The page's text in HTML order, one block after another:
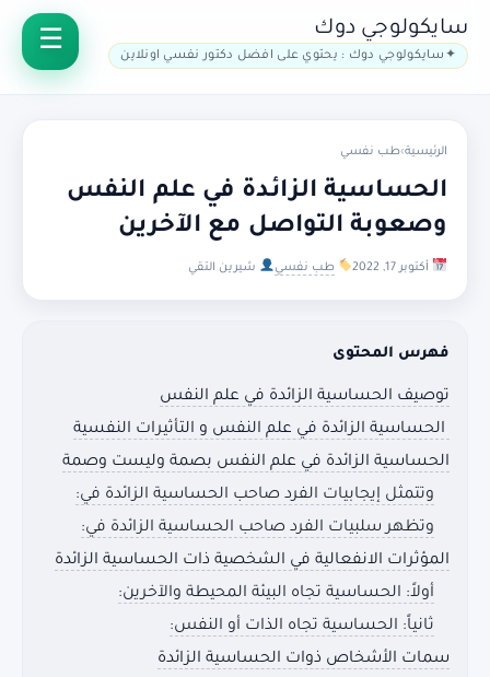
سايكولوجي دوك
سايكولوجي دوك : يحتوي على افضل دكتور نفسي اونلاين
الرئيسية›طب نفسي
الحساسية الزائدة في علم النفس
وصعوبة التواصل مع الآخرين
أكتوبر 17, 2022 طب نفسي شيرين التقي
فهرس المحتوى
توصيف الحساسية الزائدة في علم النفس
الحساسية الزائدة في علم النفس و التأثيرات النفسية
الحساسية الزائدة في علم النفس بصمة وليست وصمة
وتتمثل إيجابيات الفرد صاحب الحساسية الزائدة في:
وتظهر سلبيات الفرد صاحب الحساسية الزائدة في:
المؤثرات الانفعالية في الشخصية ذات الحساسية الزائدة
أولاً: الحساسية تجاه البيئة المحيطة والآخرين:
ثانياً: الحساسية تجاه الذات أو النفس:
سمات الأشخاص ذوات الحساسية الزائدة